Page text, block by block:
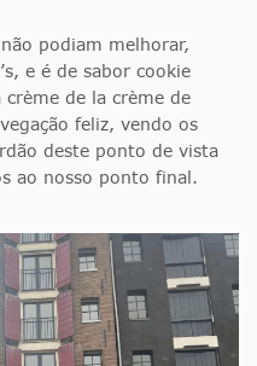
podiam melhorar,
e é de sabor cookie
de la crème de
feliz, vendo os
deste ponto de vista
ao nosso ponto final.